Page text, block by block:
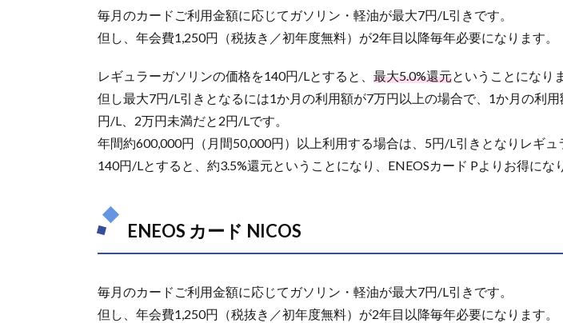
2.2.
dカー
2.3.
JALカ
2.4.
カー
ビュ
ーカ
2.6.
セブ
毎月のカードご利用金額に応じてガソリン・軽油が最大7円/L引きです。
但し、年会費1,250円（税抜き／初年度無料）が2年目以降毎年必要になります。
レギュラーガソリンの価格を140円/Lとすると、 最大5.0%還元ということになり
但し最大7円/L引きとなるには1か月の利用額が7万円以上の場合で、1か月の利
円/L、2万円未満だと2円/Lです。
年間約600,000円（月間50,000円）以上利用する場合は、5円/L引きとなりレギ
140円/Lとすると、約3.5%還元ということになり、ENEOSカード Pよりお得にな
ENEOS カード NICOS
毎月のカードご利用金額に応じてガソリン・軽油が最大7円/L引きです。
但し、年会費1,250円（税抜き／初年度無料）が2年目以降毎年必要になります。